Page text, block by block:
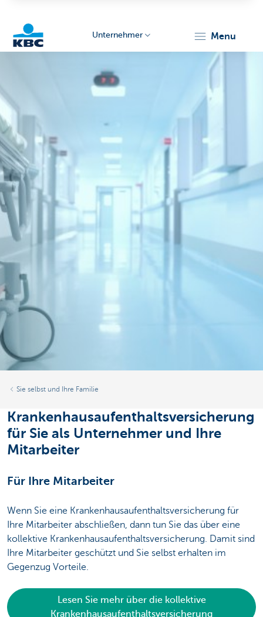
Unternehmer
Unternehmer menu
Sie selbst und Ihre Familie
Krankenhausaufenthaltsversicherung
für Sie als Unternehmer und Ihre
Mitarbeiter
Für Ihre Mitarbeiter
Wenn Sie eine Krankenhausaufenthaltsversicherung für
Ihre Mitarbeiter abschließen, dann tun Sie das über eine
kollektive Krankenhausaufenthaltsversicherung. Damit sind
Ihre Mitarbeiter geschützt und Sie selbst erhalten im
Gegenzug Vorteile.
Lesen Sie mehr über die kollektive
Krankenhausaufenthaltsversicherung